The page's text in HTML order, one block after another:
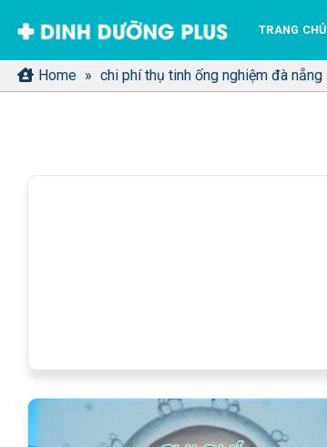
qua
nội
dung
TRANG CHỦ
Home » chi phí thụ tinh ống nghiệm đà nẵng